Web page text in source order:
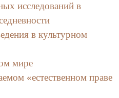
исследований в
в культурном
мире
«естественном праве